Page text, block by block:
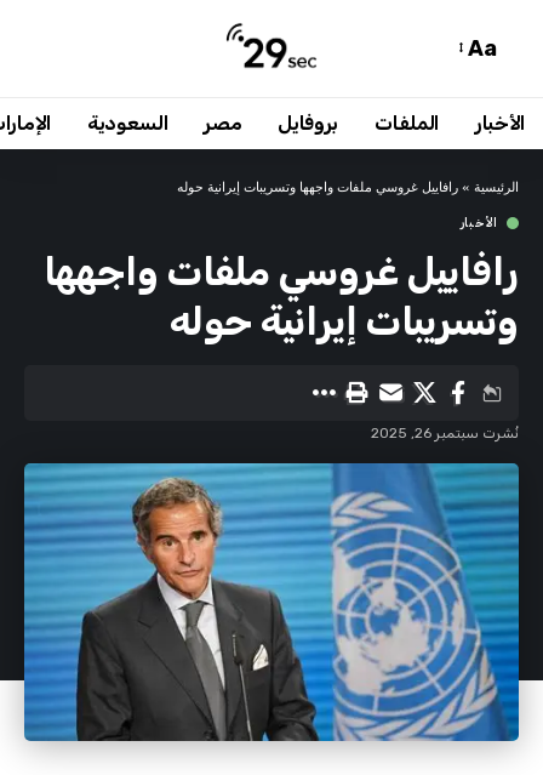
Aa
الأخبار الملفات بروفايل مصر السعودية
الرئيسية » رافاييل غروسي ملفات واجهها وتسريبات إيرانية حوله
الأخبار
رافاييل غروسي ملفات واجهها
وتسريبات إيرانية حوله
نُشرت سبتمبر 26, 2025